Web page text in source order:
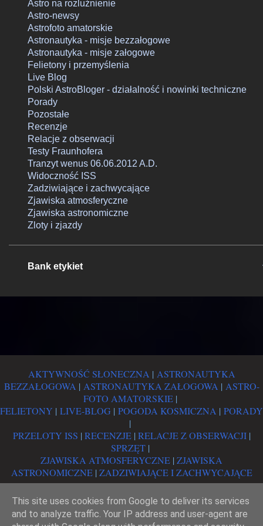
Astro na rozluźnienie
Astro-newsy
Astrofoto amatorskie
Astronautyka - misje bezzałogowe
Astronautyka - misje załogowe
Felietony i przemyślenia
Live Blog
Polski AstroBloger - działalność i nowinki techniczne
Porady
Pozostałe
Recenzje
Relacje z obserwacji
Testy Fraunhofera
Tranzyt wenus 06.06.2012 A.D.
Widoczność ISS
Zadziwiające i zachwycające
Zjawiska atmosferyczne
Zjawiska astronomiczne
Zloty i zjazdy
Bank etykiet
AKTYWNOŚĆ SŁONECZNA | ASTRONAUTYKA
BEZZAŁOGOWA | ASTRONAUTYKA ZAŁOGOWA | ASTRO-
FOTO AMATORSKIE|
FELIETONY | LIVE-BLOG | POGODA KOSMICZNA | PORADY
|
PRZELOTY ISS | RECENZJE| RELACJE Z OBSERWACJI|
SPRZĘT|
ZJAWISKA ATMOSFERYCZNE | ZJAWISKA
ASTRONOMICZNE| ZADZIWIAJĄCE I ZACHWYCAJĄCE
PRAWA AUTORSKIE |POLITYKA COOKIES|POLITYKA
KOMENTARZY
This site uses cookies from Google to deliver its services
and to analyze traffic. Your IP address and user-agent are